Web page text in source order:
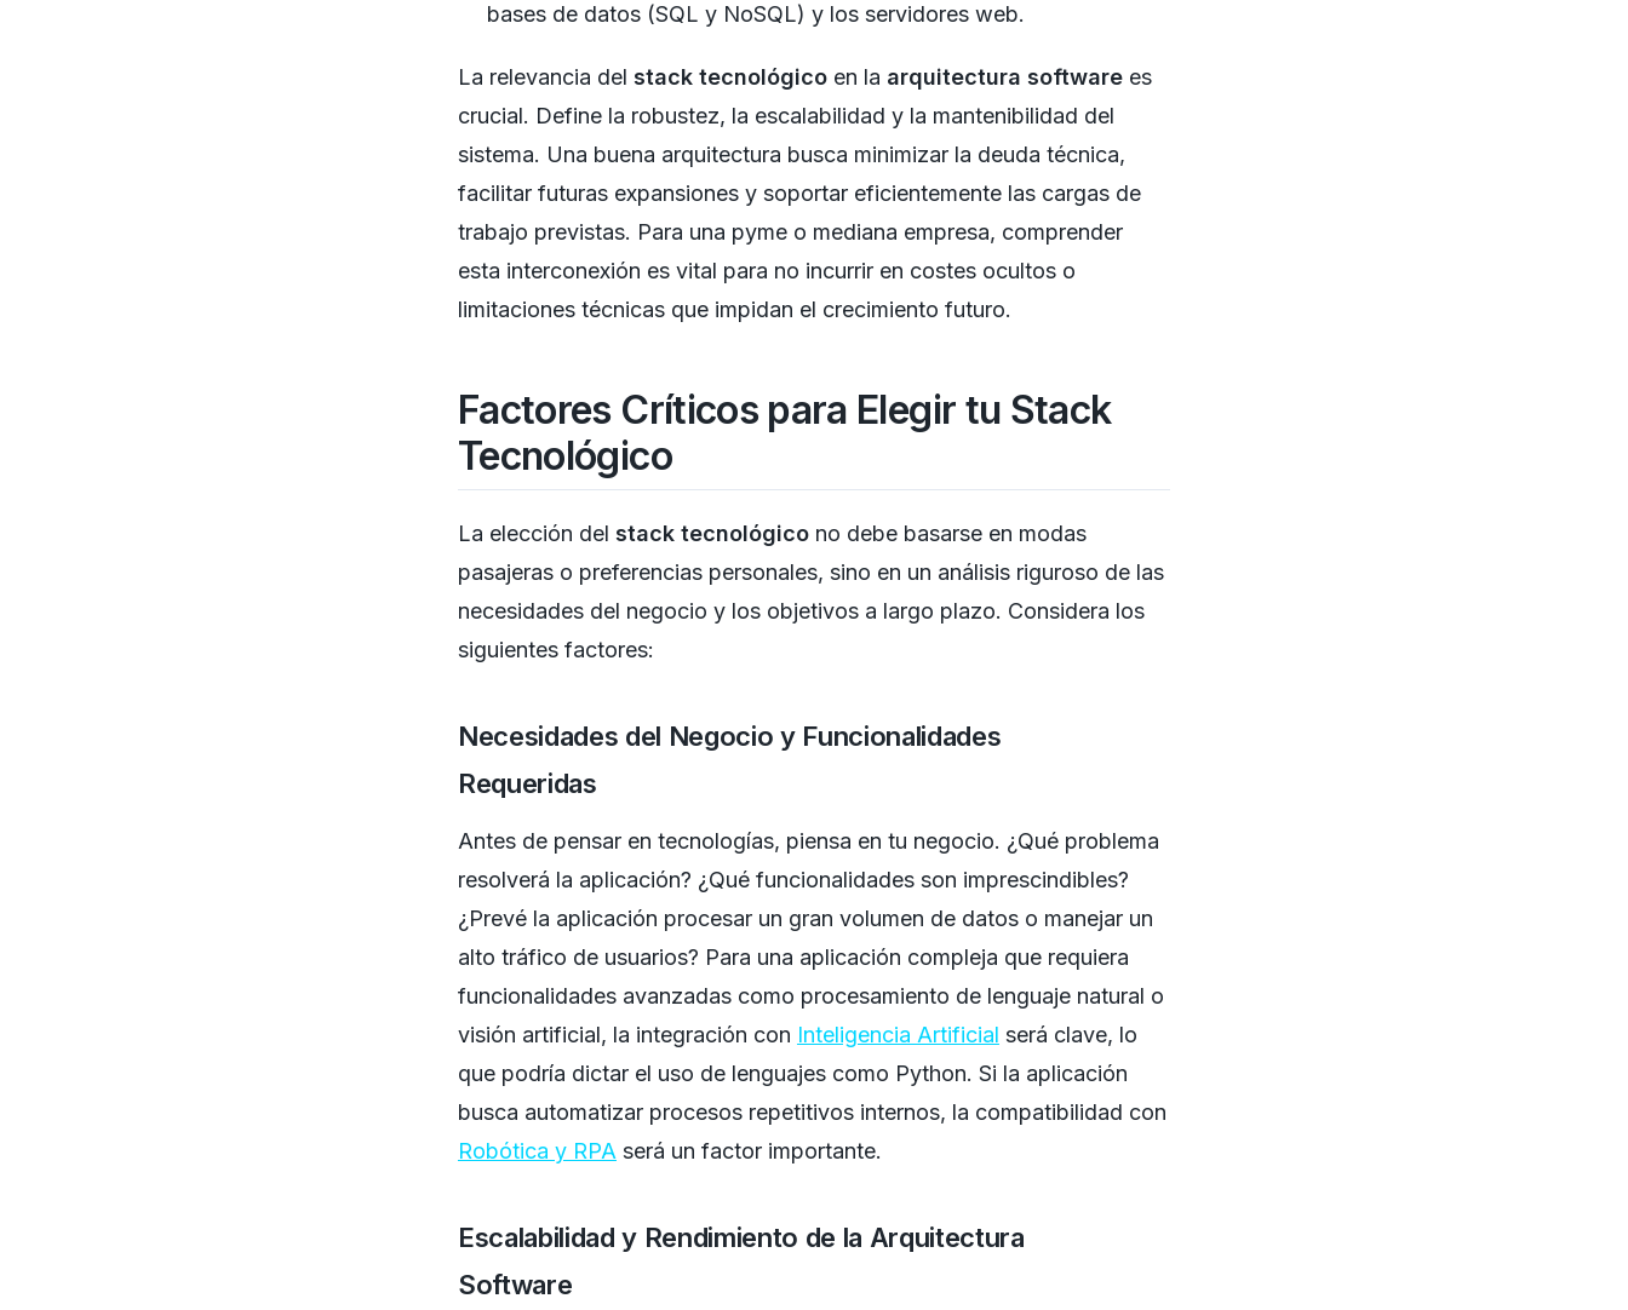
bases de datos (SQL y NoSQL) y los servidores web.
La relevancia del stack tecnológicoen la arquitectura softwarees
crucial. Define la robustez, la escalabilidad y la mantenibilidad del
sistema. Una buena arquitectura busca minimizar la deuda técnica,
facilitar futuras expansiones y soportar eficientemente las cargas de
trabajo previstas. Para una pyme o mediana empresa, comprender
esta interconexión es vital para no incurrir en costes ocultos o
limitaciones técnicas que impidan el crecimiento futuro.
Factores Críticos para Elegir tu Stack
Tecnológico
La elección del stack tecnológicono debe basarse en modas
pasajeras o preferencias personales, sino en un análisis riguroso de las
necesidades del negocio y los objetivos a largo plazo. Considera los
siguientes factores:
Necesidades del Negocio y Funcionalidades
Requeridas
Antes de pensar en tecnologías, piensa en tu negocio. ¿Qué problema
resolverá la aplicación? ¿Qué funcionalidades son imprescindibles?
¿Prevé la aplicación procesar un gran volumen de datos o manejar un
alto tráfico de usuarios? Para una aplicación compleja que requiera
funcionalidades avanzadas como procesamiento de lenguaje natural o
visión artificial, la integración con Inteligencia Artificial será clave, lo
que podría dictar el uso de lenguajes como Python. Si la aplicación
busca automatizar procesos repetitivos internos, la compatibilidad con
Robótica y RPA será un factor importante.
Escalabilidad y Rendimiento de la Arquitectura
Software